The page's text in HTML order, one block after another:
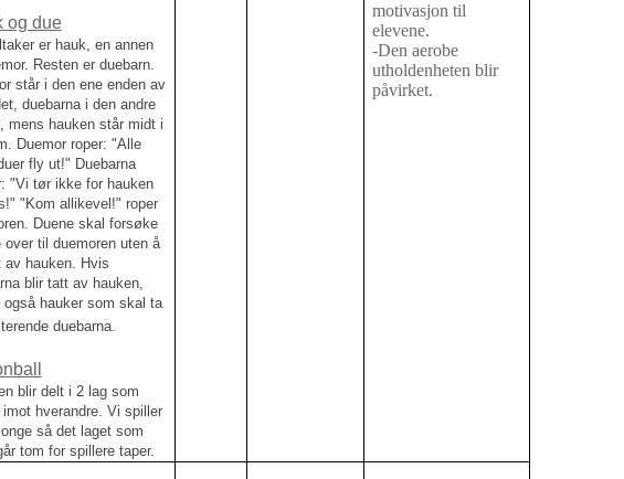
og due
er hauk, en annen
Resten er duebarn.
står i den ene enden av
duebarna i den andre
mens hauken står midt i
Duemor roper: "Alle
fly ut!" Duebarna
"Vi tør ikke for hauken
"Kom allikevel!" roper
Duene skal forsøke
over til duemoren uten å
av hauken. Hvis
blir tatt av hauken,
også hauker som skal ta
duebarna.
blir delt i 2 lag som
hverandre. Vi spiller
så det laget som
tom for spillere taper.
motivasjon til
elevene.
-Den aerobe
utholdenheten blir
påvirket.